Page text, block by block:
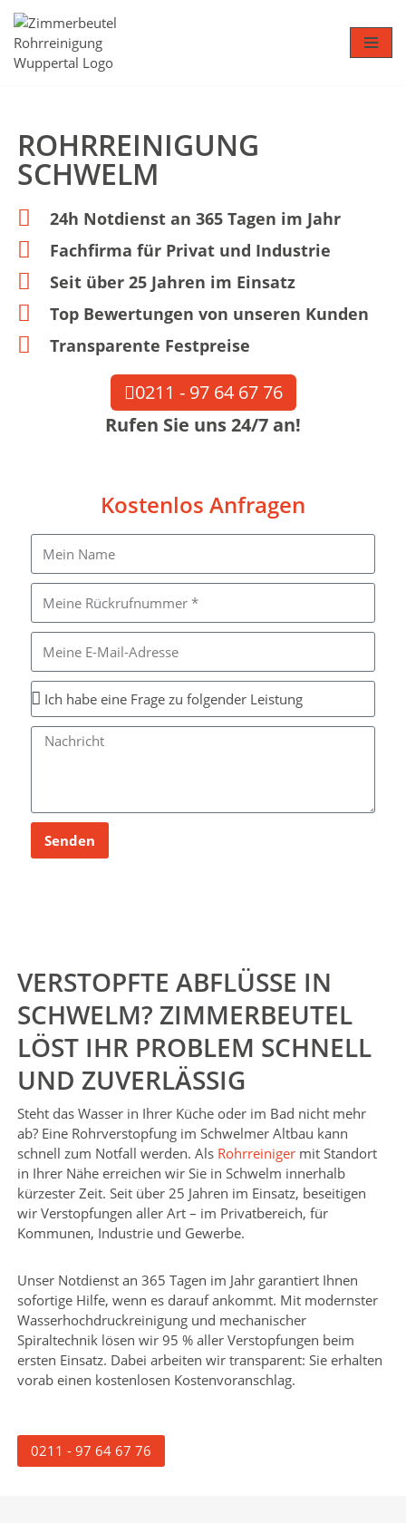
Zum
Inhalt
ROHRREINIGUNG
SCHWELM
24h Notdienst an 365 Tagen im Jahr
Fachfirma für Privat und Industrie
Seit über 25 Jahren im Einsatz
Top Bewertungen von unseren Kunden
Transparente Festpreise
0211 - 97 64 67 76
Rufen Sie uns 24/7 an!
Kostenlos Anfragen
Senden
VERSTOPFTE ABFLÜSSE IN
SCHWELM? ZIMMERBEUTEL
LÖST IHR PROBLEM SCHNELL
UND ZUVERLÄSSIG
Steht das Wasser in Ihrer Küche oder im Bad nicht mehr
ab? Eine Rohrverstopfung im Schwelmer Altbau kann
schnell zum Notfall werden. Als Rohrreinigermit Standort
in Ihrer Nähe erreichen wir Sie in Schwelm innerhalb
kürzester Zeit. Seit über 25 Jahren im Einsatz, beseitigen
wir Verstopfungen aller Art – im Privatbereich, für
Kommunen, Industrie und Gewerbe.
Unser Notdienst an 365 Tagen im Jahr garantiert Ihnen
sofortige Hilfe, wenn es darauf ankommt. Mit modernster
Wasserhochdruckreinigung und mechanischer
Spiraltechnik lösen wir 95 % aller Verstopfungen beim
ersten Einsatz. Dabei arbeiten wir transparent: Sie erhalten
vorab einen kostenlosen Kostenvoranschlag.
0211 - 97 64 67 76